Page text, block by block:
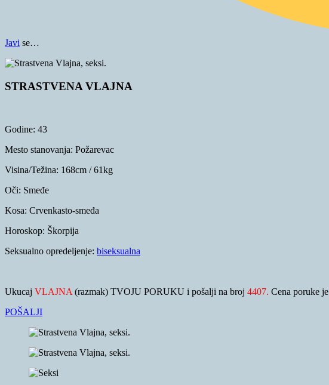
Javi se…
STRASTVENA VLAJNA
Godine: 43
Mesto stanovanja: Požarevac
Visina/Težina: 168cm / 61kg
Oči: Smeđe
Kosa: Crvenkasto-smeđa
Horoskop: Škorpija
Seksualno opredeljenje: biseksualna
Ukucaj VLAJNA (razmak) TVOJU PORUKU i pošalji na broj 4407. Cena poruke je
POŠALJI